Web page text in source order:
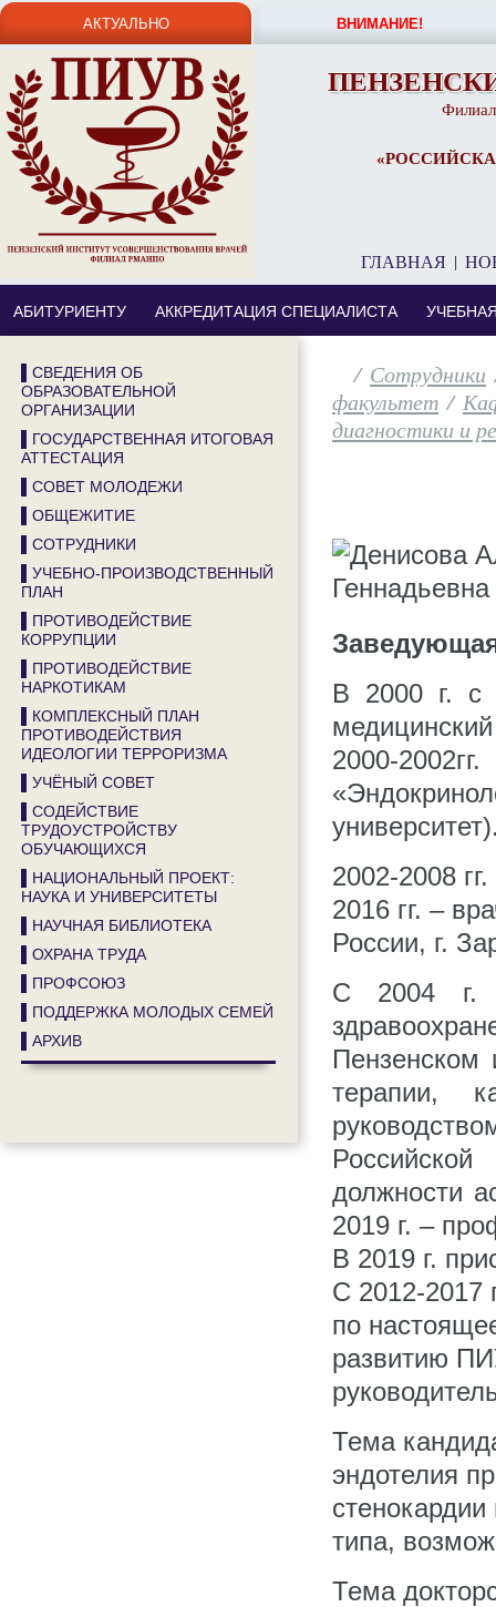
АКТУАЛЬНО ВНИМАНИЕ!
ГЛАВНАЯ |
АБИТУРИЕНТУ АККРЕДИТАЦИЯ СПЕЦИАЛИСТА
/ Сотрудники
факультет /
диагностики и
В 2000 г. с
2000-
2002-2008
2016 гг. –
России, г.
С 2004 г.
Пензенском
терапии,
должности
2019 г. –
В 2019 г.
С 2012-2017
по
развитию
Тема
эндотелия
типа,
Тема
▌СВЕДЕНИЯ ОБ
ОБРАЗОВАТЕЛЬНОЙ
ОРГАНИЗАЦИИ
▌ГОСУДАРСТВЕННАЯ ИТОГОВАЯ
АТТЕСТАЦИЯ
▌СОВЕТ МОЛОДЕЖИ
▌ОБЩЕЖИТИЕ
▌СОТРУДНИКИ
▌УЧЕБНО-ПРОИЗВОДСТВЕННЫЙ
ПЛАН
▌ПРОТИВОДЕЙСТВИЕ
КОРРУПЦИИ
▌ПРОТИВОДЕЙСТВИЕ
НАРКОТИКАМ
▌КОМПЛЕКСНЫЙ ПЛАН
ПРОТИВОДЕЙСТВИЯ
ИДЕОЛОГИИ ТЕРРОРИЗМА
▌УЧЁНЫЙ СОВЕТ
▌СОДЕЙСТВИЕ
ТРУДОУСТРОЙСТВУ
ОБУЧАЮЩИХСЯ
▌НАЦИОНАЛЬНЫЙ ПРОЕКТ:
НАУКА И УНИВЕРСИТЕТЫ
▌НАУЧНАЯ БИБЛИОТЕКА
▌ОХРАНА ТРУДА
▌ПРОФСОЮЗ
▌ПОДДЕРЖКА МОЛОДЫХ СЕМЕЙ
▌АРХИВ